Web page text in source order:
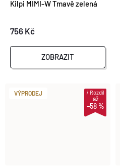
Kilpi MIMI-W Tmavě zelená
756 Kč
ZOBRAZIT
VÝPRODEJ
až
–58 %
iRozdíl